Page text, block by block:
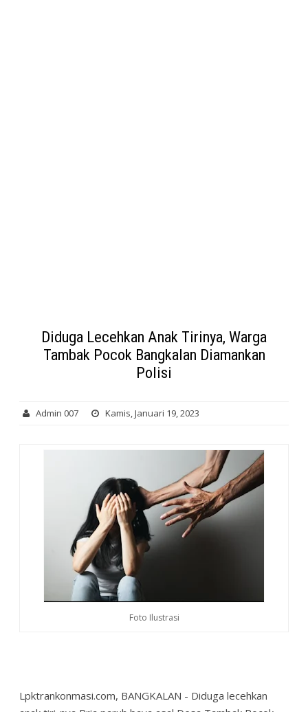
Diduga Lecehkan Anak Tirinya, Warga
Tambak Pocok Bangkalan Diamankan
Polisi
Admin 007 Kamis, Januari 19, 2023
Foto Ilustrasi
Lpktrankonmasi.com, BANGKALAN - Diduga lecehkan